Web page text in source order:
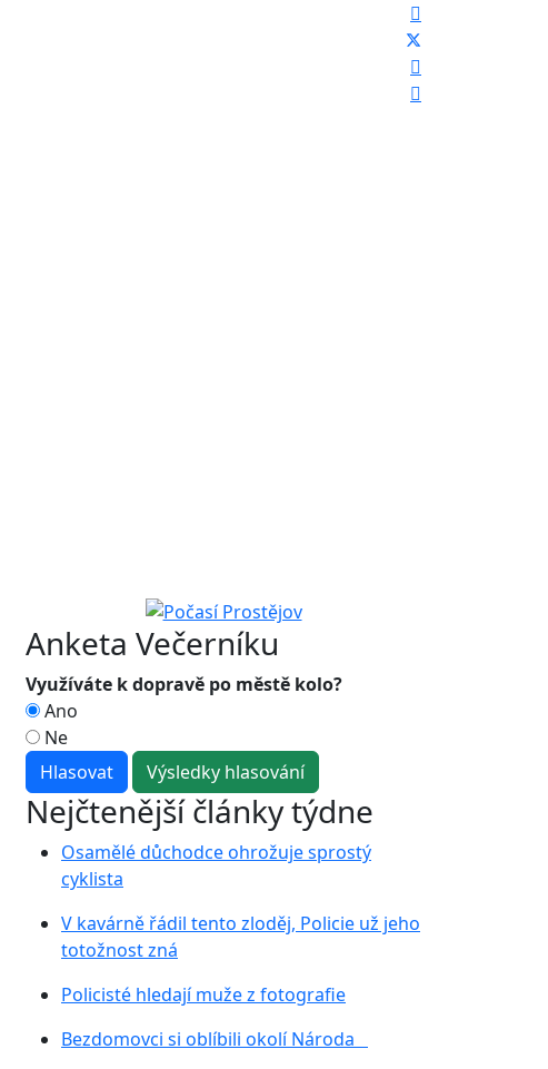
Anketa Večerníku
Využíváte k dopravě po městě kolo?
Ano
Ne
Nejčtenější články týdne
Osamělé důchodce ohrožuje sprostý
cyklista
V kavárně řádil tento zloděj, Policie už jeho
totožnost zná
Policisté hledají muže z fotografie
Bezdomovci si oblíbili okolí Národa